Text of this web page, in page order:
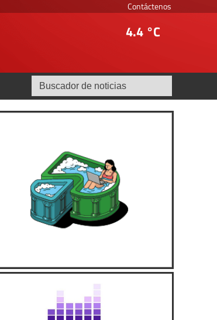
Contáctenos
4.4 °C